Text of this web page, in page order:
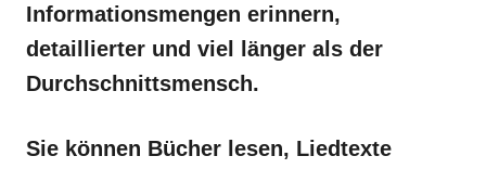
Informationsmengen erinnern,
detaillierter und viel länger als der
Durchschnittsmensch.
Sie können Bücher lesen, Liedtexte